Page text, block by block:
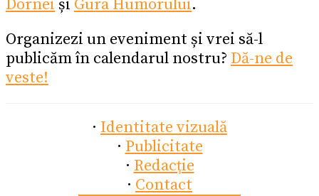
Dornei și Gura Humorului.
Organizezi un eveniment și vrei să-l
publicăm în calendarul nostru? Dă-ne de
veste!
· Identitate vizuală
· Publicitate
· Redacție
· Contact